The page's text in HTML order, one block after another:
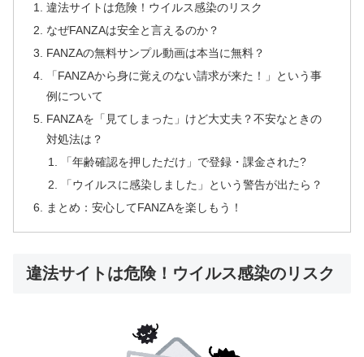
違法サイトは危険！ウイルス感染のリスク
なぜFANZAは安全と言えるのか？
FANZAの無料サンプル動画は本当に無料？
「FANZAから身に覚えのない請求が来た！」という事
例について
FANZAを「見てしまった」けど大丈夫？不安なときの
対処法は？
「年齢確認を押しただけ」で登録・課金された?
「ウイルスに感染しました」という警告が出たら？
まとめ：安心してFANZAを楽しもう！
違法サイトは危険！ウイルス感染のリスク